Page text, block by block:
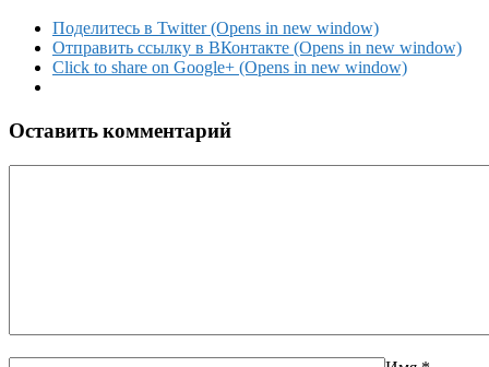
Поделитесь в Twitter (Opens in new window)
Отправить ссылку в ВКонтакте (Opens in new window)
Click to share on Google+ (Opens in new window)
Оставить комментарий